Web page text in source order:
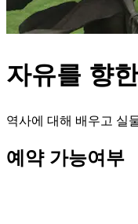
자유를 향
역사에 대해 배우고 실
예약 가능여부